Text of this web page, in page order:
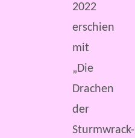
2022
erschien
mit
„Die
Drachen
der
Sturmwrack-